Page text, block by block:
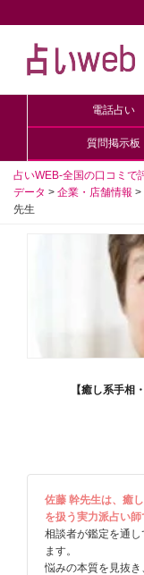
電話占い
質問掲示板
占いWEB-全国の口コミで
データ > 企業・店舗情報 >
先生
【癒し系手
佐藤 幹先生は、癒
を扱う実力派占い師
相談者が鑑定を通
ます。
悩みの本質を見抜